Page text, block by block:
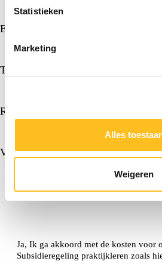
Statistieken
Marketing
Alles
Weigeren
E-mailadres
Telefoon
Relatienummer
Vragen of opmerkingen
Ja, Ik ga akkoord met de kosten voor
Subsidieregeling praktijkleren zoals